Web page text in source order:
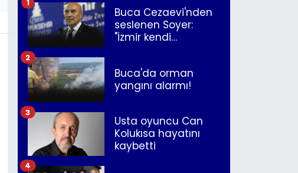
Buca Cezaevi'nden
seslenen Soyer:
"İzmir kendi
1
Buca'da orman
yangını alarmı!
2
Usta oyuncu Can
Kolukısa hayatını
kaybetti
3
4